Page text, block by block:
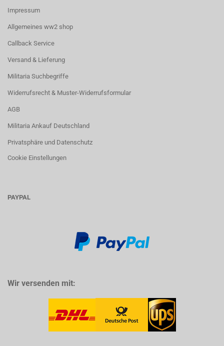
Impressum
Allgemeines ww2 shop
Callback Service
Versand & Lieferung
Militaria Suchbegriffe
Widerrufsrecht & Muster-Widerrufsformular
AGB
Militaria Ankauf Deutschland
Privatsphäre und Datenschutz
Cookie Einstellungen
PAYPAL
Wir versenden mit: